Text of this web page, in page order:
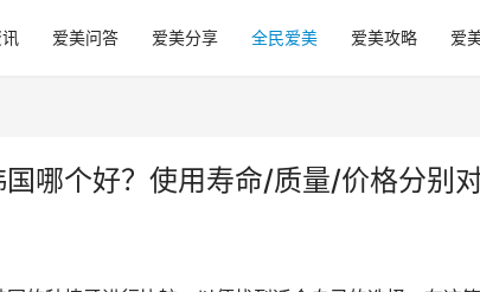
爱美问答 爱美分享 全民爱美 爱美攻略 爱
哪个好？使用寿命/质量/价格分别